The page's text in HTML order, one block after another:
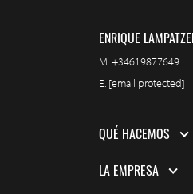
ENRIQUE
M.+34619877649
E. [email protected]
QUÉ HACEMOS
LA EMPRESA